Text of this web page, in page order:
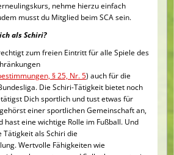
nehme hierzu einfach
musst du Mitglied beim SCA sein.
als Schiri?
zum freien Eintritt für alle Spiele des
§ 25, Nr. 5) auch für die
Die Schiri-Tätigkeit bietet noch
Dich sportlich und tust etwas für
einer sportlichen Gemeinschaft an,
hast eine wichtige Rolle im Fußball. Und
als Schiri die
Wertvolle Fähigkeiten wie